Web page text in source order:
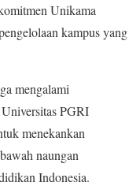
Unikama
kampus yang
mengalami
PGRI
menekankan
naungan
Indonesia.